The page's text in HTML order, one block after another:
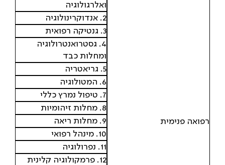
רפואה פנימית
ואלרגולוגיה
2. אנדוקרינולוגיה
3. גנטיקה רפואית
4. גסטרואנטרולוגיה
ומחלות כבד
5. גריאטריה
6. המטולוגיה
7. טיפול נמרץ כללי
8. מחלות זיהומיות
9. מחלות ריאה
10. מינהל רפואי
11. נפרולוגיה
12. פרמקולוגיה קלינית